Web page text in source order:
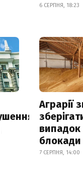
6 СЕРПНЯ, 18:23
Аграрії
випадок
блокади
7 СЕРПНЯ, 14:00